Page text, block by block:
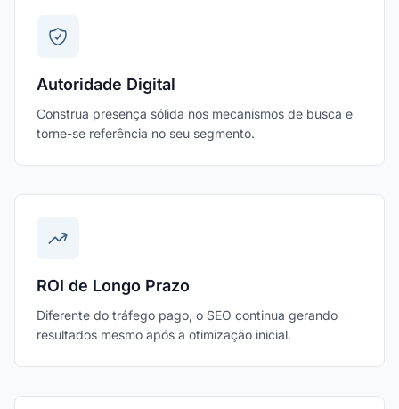
Autoridade Digital
Construa presença sólida nos mecanismos de busca e
torne-se referência no seu segmento.
ROI de Longo Prazo
Diferente do tráfego pago, o SEO continua gerando
resultados mesmo após a otimização inicial.